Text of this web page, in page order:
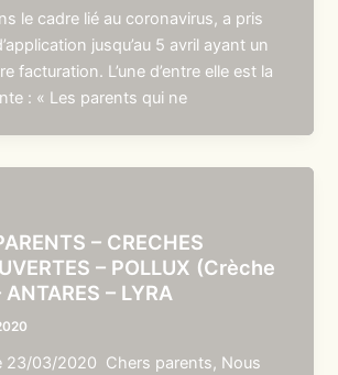
le cadre lié au coronavirus, a pris
jusqu’au 5 avril ayant un
facturation. L’une d’entre elle est la
: « Les parents qui ne
– CRECHES
– POLLUX (Crèche
– LYRA
23/03/2020 Chers parents, Nous